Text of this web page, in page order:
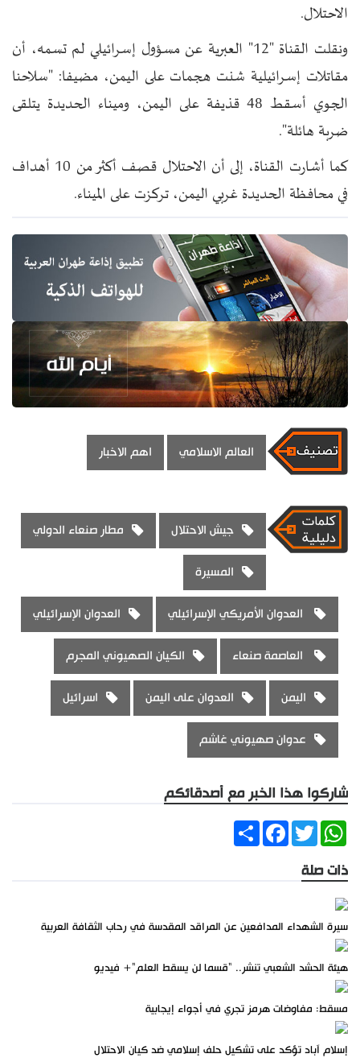
الاحتلال.
ونقلت القناة "12" العبرية عن مسؤول إسرائيلي لم تسمه، أن
مقاتلات إسرائيلية شنت هجمات على اليمن، مضيفا: "سلاحنا
الجوي أسقط 48 قذيفة على اليمن، وميناء الحديدة يتلقى
ضربة هائلة".
كما أشارت القناة، إلى أن الاحتلال قصف أكثر من 10 أهداف
في محافظة الحديدة غربي اليمن، تركزت على الميناء.
العالم الاسلامي اهم الاخبار
جيش الاحتلال مطار صنعاء الدولي
المسيرة
العدوان الأمريكي الإسرائيلي العدوان الإسرائيلي
العاصمة صنعاء الكيان الصهيوني المجرم
اليمن العدوان على اليمن اسرائيل
عدوان صهيوني غاشم
شاركوا هذا الخبر مع أصدقائكم
ShareFacebookTwitter
WhatsApp
ذات صلة
سيرة الشهداء المدافعين عن المراقد المقدسة في رحاب الثقافة العربية
هيئة الحشد الشعبي تنشر.. "قسما لن يسقط العلم"+ فيديو
مسقط: مفاوضات هرمز تجري في أجواء إيجابية
إسلام آباد تؤكد على تشكيل حلف إسلامي ضد كيان الاحتلال